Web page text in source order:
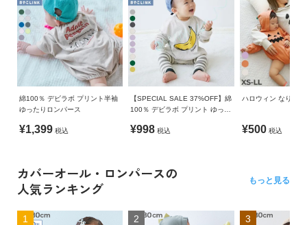
綿100％ デビラボ プリント半袖
ゆったりロンパース
¥1,399 税込
【SPECIAL SALE 37%OFF】綿
100％ デビラボ プリント ゆった
¥998 税込
ハロウィン なりき
¥500 税込
カバーオール・ロンパースの
人気ランキング
もっと見る
1 2 3